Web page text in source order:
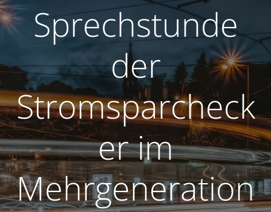
Sprechstunde
der
Stromsparcheck
er im
Mehrgeneration